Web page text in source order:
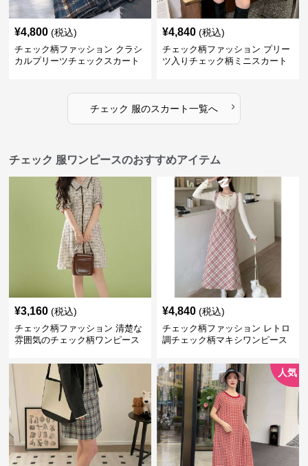
¥4,800 (税込)
チェック柄ファッション クラシ
カルプリーツチェックスカート
¥4,840 (税込)
チェック柄ファッション プリー
ツ入りチェック柄ミニスカート
チェック 服のスカート一覧へ ›
チェック 服ワンピースのおすすめアイテム
¥3,160 (税込)
チェック柄ファッション 清楚な
雰囲気のチェック柄ワンピース
¥4,840 (税込)
チェック柄ファッション レトロ
調チェック柄マキシワンピース
人気